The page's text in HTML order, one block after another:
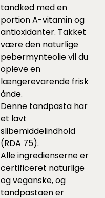
tandkød med en
portion A-vitamin og
antioxidanter. Takket
være den naturlige
pebermynteolie vil du
opleve en
længerevarende frisk
ånde.
Denne tandpasta har
et lavt
slibemiddelindhold
(RDA 75).
Alle ingredienserne er
certificeret naturlige
og veganske, og
tandpastaen er